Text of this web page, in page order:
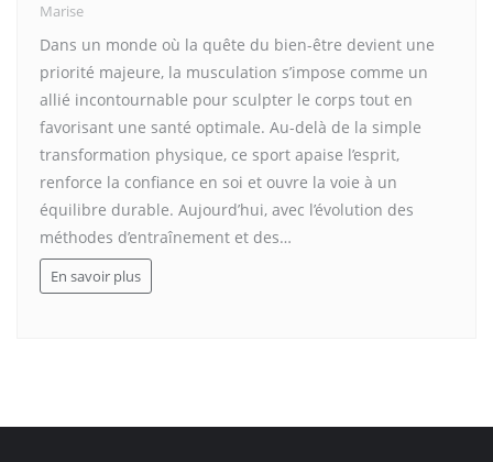
Marise
Dans un monde où la quête du bien-être devient une
priorité majeure, la musculation s’impose comme un
allié incontournable pour sculpter le corps tout en
favorisant une santé optimale. Au-delà de la simple
transformation physique, ce sport apaise l’esprit,
renforce la confiance en soi et ouvre la voie à un
équilibre durable. Aujourd’hui, avec l’évolution des
méthodes d’entraînement et des…
En savoir plus